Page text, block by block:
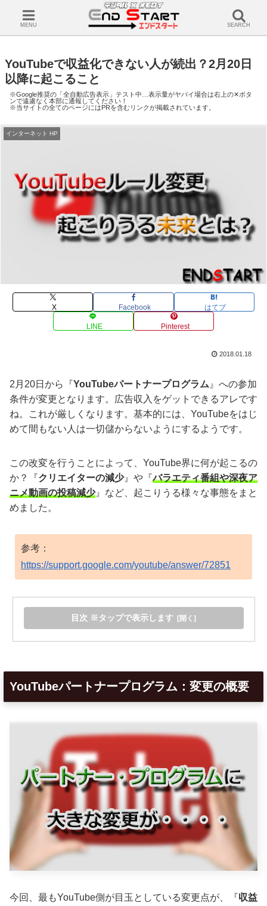
YouTubeで収益化できない人が続出？2月20日
以降に起こること
※Google推奨の「全自動広告表示」テスト中…表示量がヤバイ場合は右上の✕ボタ
ンで遠慮なく本部に通報してください！
※当サイトの全てのページにはPRを含むリンクが掲載されています。
インターネット HP
X Facebook はてブ
LINE Pinterest
2018.01.18
2月20日から『YouTubeパートナープログラム 』への参加
条件が変更となります。広告収入をゲットできるアレです
ね。これが厳しくなります。基本的には、YouTubeをはじ
めて間もない人は一切儲からないようにするようです。
この改変を行うことによって、YouTube界に何が起こるの
か？『クリエイターの減少』や『バラエティ番組や深夜ア
ニメ動画の投稿減少』など、起こりうる様々な事態をまと
めました。
参考：
https://support.google.com/youtube/answer/72851
目次 ※タップで表示します
YouTubeパートナープログラム：変更の概要
今回、最もYouTube側が目玉としている変更点が、『収益
MENU SEARCH